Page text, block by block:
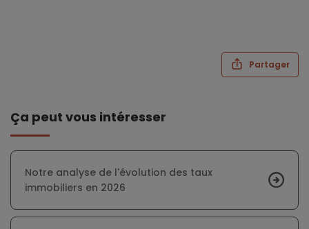
Partager
Ça peut vous intéresser
Notre analyse de l'évolution des taux
immobiliers en 2026